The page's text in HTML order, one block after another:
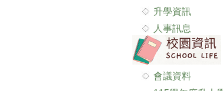
升學資訊
人事訊息
會議資料